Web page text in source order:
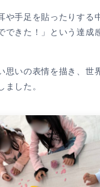
や手足を貼ったりする
できた！」という達成
思いの表情を描き、世
ました。